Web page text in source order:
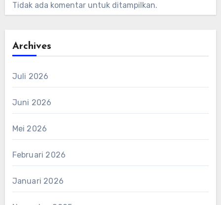
Tidak ada komentar untuk ditampilkan.
Archives
Juli 2026
Juni 2026
Mei 2026
Februari 2026
Januari 2026